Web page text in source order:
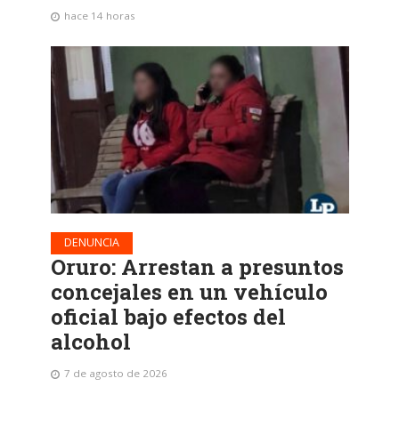
hace 14 horas
DENUNCIA
Oruro: Arrestan a presuntos
concejales en un vehículo
oficial bajo efectos del
alcohol
7 de agosto de 2026